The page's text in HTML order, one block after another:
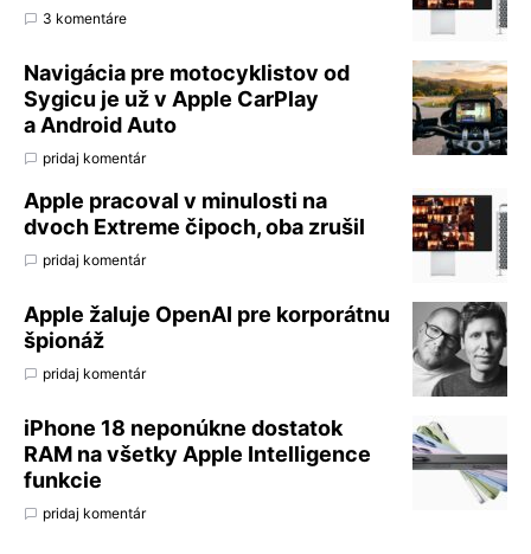
3 komentáre
Navigácia pre motocyklistov od
Sygicu je už v Apple CarPlay
a Android Auto
pridaj komentár
Apple pracoval v minulosti na
dvoch Extreme čipoch, oba zrušil
pridaj komentár
Apple žaluje OpenAI pre korporátnu
špionáž
pridaj komentár
iPhone 18 neponúkne dostatok
RAM na všetky Apple Intelligence
funkcie
pridaj komentár